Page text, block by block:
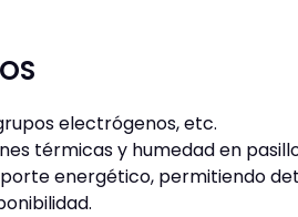
electrógenos, etc.
térmicas y humedad en
energético, permitiendo